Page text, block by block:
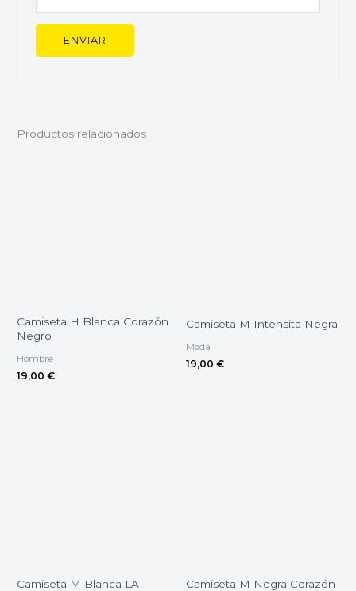
Productos relacionados
Camiseta H Blanca Corazón
Negro
Hombre
19,00 €
Camiseta M Intensita Negra
Moda
19,00 €
Camiseta M Blanca LA
Camiseta M Negra Corazón